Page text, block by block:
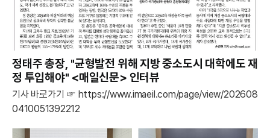
정태주 총장, "균형발전 위해 지방 중소도시 대학에도 재
정 투입해야" <매일신문> 인터뷰
기사 바로가기 ☞ https://www.imaeil.com/page/view/202608
0410051392212